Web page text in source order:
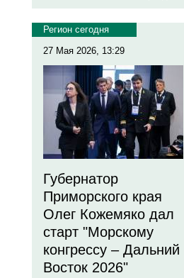
Регион сегодня
27 Мая 2026, 13:29
Губернатор
Приморского края
Олег Кожемяко дал
старт "Морскому
конгрессу – Дальний
Восток 2026"